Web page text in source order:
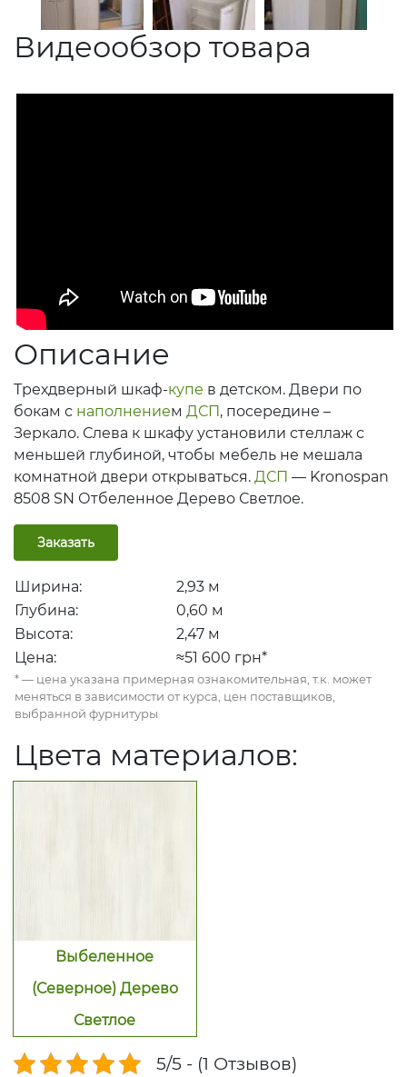
Видеообзор товара
Описание
Трехдверный шкаф-купе в детском. Двери по
бокам с наполнением ДСП, посередине –
Зеркало. Слева к шкафу установили стеллаж с
меньшей глубиной, чтобы мебель не мешала
комнатной двери открываться. ДСП — Kronospan
8508 SN Отбеленное Дерево Светлое.
Заказать
Ширина: 2,93 м
Глубина:
0,60 м
Высота:
2,47 м
Цена:
≈51 600 грн*
* — цена указана примерная ознакомительная, т.к. может
меняться в зависимости от курса, цен поставщиков,
выбранной фурнитуры
Цвета материалов:
Выбеленное
(Северное) Дерево
Светлое
5/5 - (1 Отзывов)